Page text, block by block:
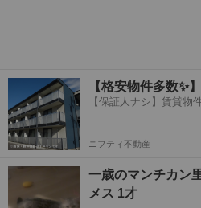
【格安物件多数✨
【保証人ナシ】賃貸物
ニフティ不動産
一歳のマンチカン
メス 1才